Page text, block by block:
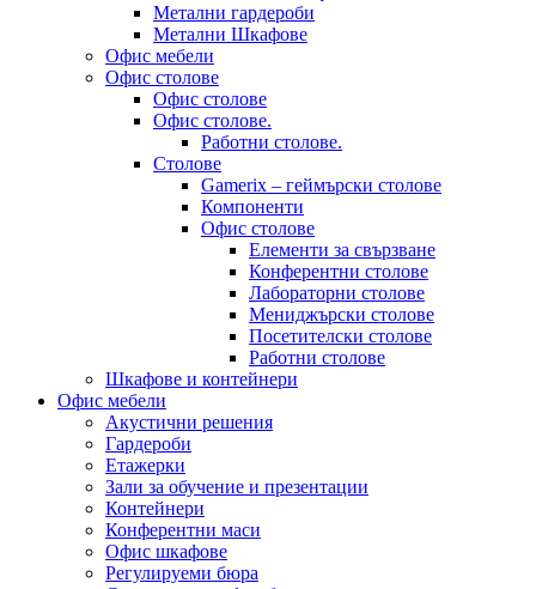
Метални гардероби
Метални Шкафове
Офис мебели
Офис столове
Офис столове
Офис столове.
Работни столове.
Столове
Gamerix – геймърски столове
Компоненти
Офис столове
Елементи за свързване
Конферентни столове
Лабораторни столове
Мениджърски столове
Посетителски столове
Работни столове
Шкафове и контейнери
Офис мебели
Акустични решения
Гардероби
Етажерки
Зали за обучение и презентации
Контейнери
Конферентни маси
Офис шкафове
Регулируеми бюра